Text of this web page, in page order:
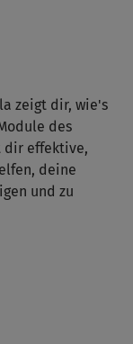
zeigt dir, wie's
des
dir effektive,
deine
und zu